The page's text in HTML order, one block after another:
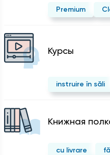
Premium
Курсы
instruire în săli
Kнижная
cu livrare